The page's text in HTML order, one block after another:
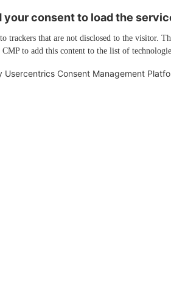
your consent to load the
trackers that are not disclosed to the visitor.
to add this content to the list of
Usercentrics Consent Management